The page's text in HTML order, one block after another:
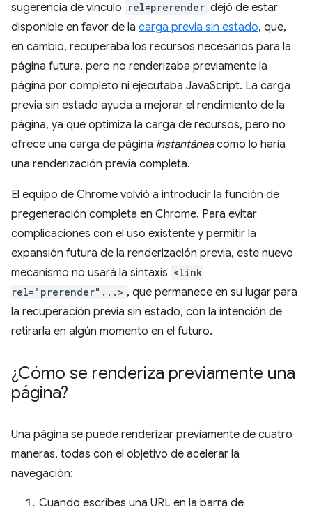
sugerencia de vínculo rel=prerender dejó de estar
disponible en favor de la carga previa sin estado, que,
en cambio, recuperaba los recursos necesarios para la
página futura, pero no renderizaba previamente la
página por completo ni ejecutaba JavaScript. La carga
previa sin estado ayuda a mejorar el rendimiento de la
página, ya que optimiza la carga de recursos, pero no
ofrece una carga de página instantáneacomo lo haría
una renderización previa completa.
El equipo de Chrome volvió a introducir la función de
pregeneración completa en Chrome. Para evitar
complicaciones con el uso existente y permitir la
expansión futura de la renderización previa, este nuevo
mecanismo no usará la sintaxis <link
rel="prerender"...> , que permanece en su lugar para
la recuperación previa sin estado, con la intención de
retirarla en algún momento en el futuro.
¿Cómo se renderiza previamente una
página?
Una página se puede renderizar previamente de cuatro
maneras, todas con el objetivo de acelerar la
navegación:
Cuando escribes una URL en la barra de